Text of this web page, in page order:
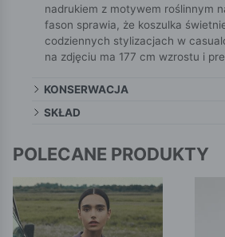
nadrukiem z motywem roślinnym
fason sprawia, że koszulka
codziennych stylizacjach w
na zdjęciu ma 177 cm wzrostu i
KONSERWACJA
SKŁAD
POLECANE PRODUKTY